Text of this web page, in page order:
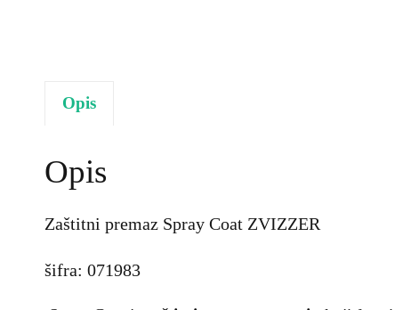
Opis
Opis
Zaštitni premaz Spray Coat ZVIZZER
šifra: 071983